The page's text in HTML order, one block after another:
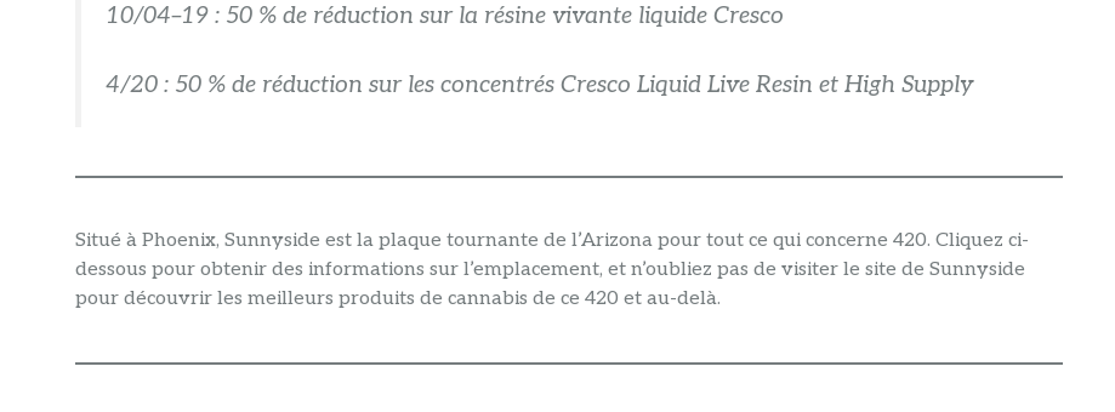
10/04–19 : 50 % de réduction sur la résine vivante liquide Cresco
4/20 : 50 % de réduction sur les concentrés Cresco Liquid Live Resin et High Supply
Situé à Phoenix, Sunnyside est la plaque tournante de l’Arizona pour tout ce qui concerne 420. Cliquez ci-
dessous pour obtenir des informations sur l’emplacement, et n’oubliez pas de visiter le site de Sunnyside
pour découvrir les meilleurs produits de cannabis de ce 420 et au-delà.